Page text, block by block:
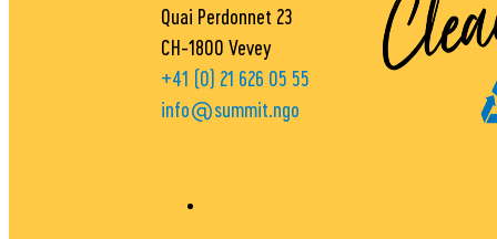
Quai Perdonnet 23
CH-1800 Vevey
+41 (0) 21 626 05 55
info@summit.ngo